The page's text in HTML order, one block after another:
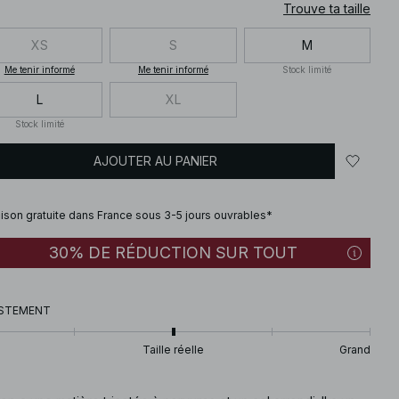
Trouve ta taille
XS
Me tenir informé
S
Me tenir informé
M
Stock limité
L
Stock limité
XL
AJOUTER AU PANIER
gratuite dans France sous 3-5 jours ouvrables*
30% DE RÉDUCTION SUR TOUT
Taille réelle Grand